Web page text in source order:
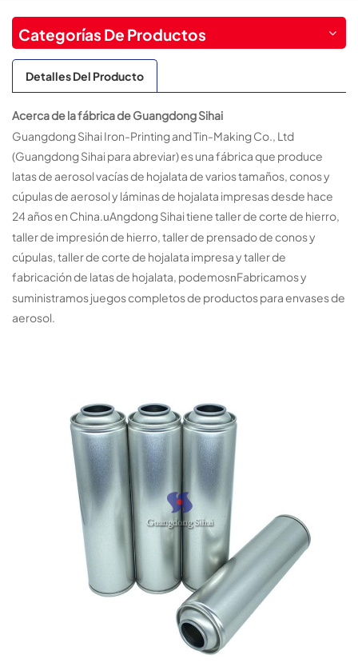
Categorías De Productos
Detalles Del Producto
Acerca de la fábrica de Guangdong Sihai
Guangdong Sihai Iron-Printing and Tin-Making Co., Ltd
(Guangdong Sihai para abreviar) es una fábrica que produce
latas de aerosol vacías de hojalata de varios tamaños, conos y
cúpulas de aerosol y láminas de hojalata impresas desde hace
24 años en China.uAngdong Sihai tiene taller de corte de hierro,
taller de impresión de hierro, taller de prensado de conos y
cúpulas, taller de corte de hojalata impresa y taller de
fabricación de latas de hojalata, podemosnFabricamos y
suministramos juegos completos de productos para envases de
aerosol.